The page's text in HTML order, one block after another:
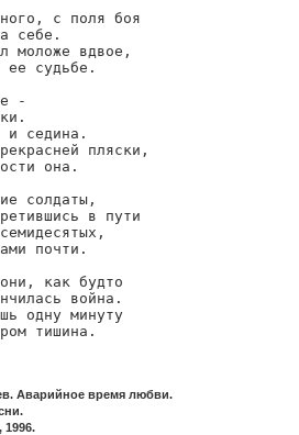
с поля боя
себе.
моложе вдвое,
ее судьбе.
-
и седина.
пляски,
она.
солдаты,
в пути
почти.
как будто
война.
одну минуту
тишина.
Аварийное время любви.
1996.